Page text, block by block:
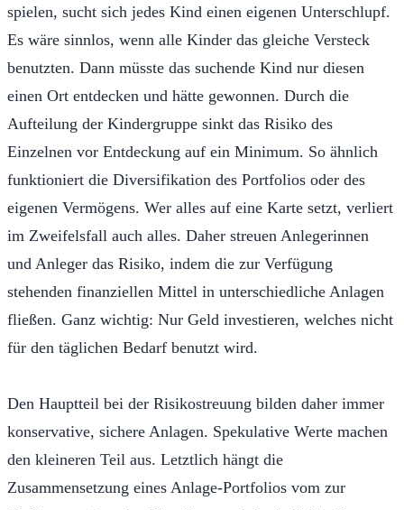
spielen, sucht sich jedes Kind einen eigenen Unterschlupf.
Es wäre sinnlos, wenn alle Kinder das gleiche Versteck
benutzten. Dann müsste das suchende Kind nur diesen
einen Ort entdecken und hätte gewonnen. Durch die
Aufteilung der Kindergruppe sinkt das Risiko des
Einzelnen vor Entdeckung auf ein Minimum. So ähnlich
funktioniert die Diversifikation des Portfolios oder des
eigenen Vermögens. Wer alles auf eine Karte setzt, verliert
im Zweifelsfall auch alles. Daher streuen Anlegerinnen
und Anleger das Risiko, indem die zur Verfügung
stehenden finanziellen Mittel in unterschiedliche Anlagen
fließen. Ganz wichtig: Nur Geld investieren, welches nicht
für den täglichen Bedarf benutzt wird.
Den Hauptteil bei der Risikostreuung bilden daher immer
konservative, sichere Anlagen. Spekulative Werte machen
den kleineren Teil aus. Letztlich hängt die
Zusammensetzung eines Anlage-Portfolios vom zur